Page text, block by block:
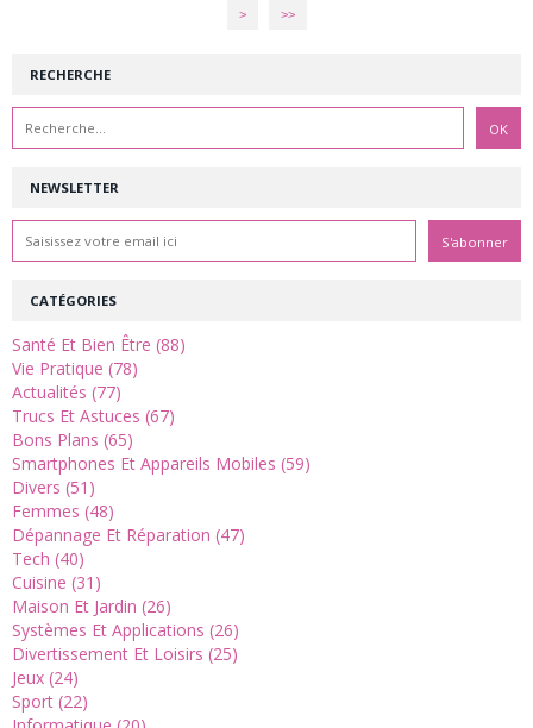
> >>
NEWSLETTER
RECHERCHE
CATÉGORIES
Santé Et Bien Être (88)
Vie Pratique (78)
Actualités (77)
Trucs Et Astuces (67)
Bons Plans (65)
Smartphones Et Appareils Mobiles (59)
Divers (51)
Femmes (48)
Dépannage Et Réparation (47)
Tech (40)
Cuisine (31)
Maison Et Jardin (26)
Systèmes Et Applications (26)
Divertissement Et Loisirs (25)
Jeux (24)
Sport (22)